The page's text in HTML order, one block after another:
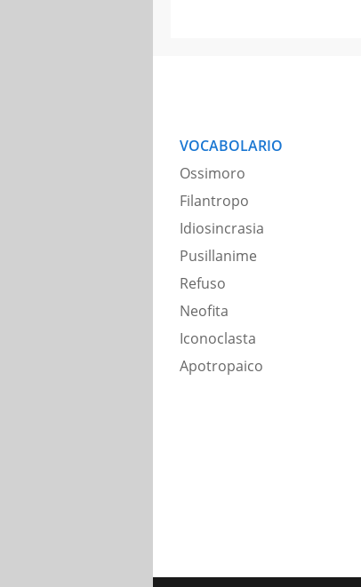
VOCABOLARIO
Ossimoro
Filantropo
Idiosincrasia
Pusillanime
Refuso
Neofita
Iconoclasta
Apotropaico